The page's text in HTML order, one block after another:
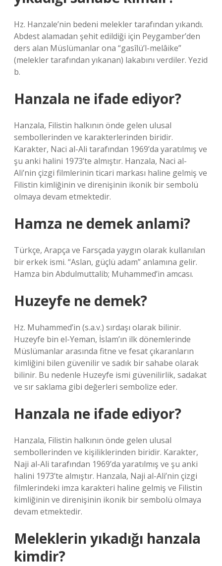
Hz. Hanzale’nin bedeni melekler tarafından yıkandı.
Abdest alamadan şehit edildiği için Peygamber’den
ders alan Müslümanlar ona “gasîlü’l-melâike”
(melekler tarafından yıkanan) lakabını verdiler. Yezid
b.
Hanzala ne ifade ediyor?
Hanzala, Filistin halkının önde gelen ulusal
sembollerinden ve karakterlerinden biridir.
Karakter, Naci al-Ali tarafından 1969’da yaratılmış ve
şu anki halini 1973’te almıştır. Hanzala, Naci al-
Ali’nin çizgi filmlerinin ticari markası haline gelmiş ve
Filistin kimliğinin ve direnişinin ikonik bir sembolü
olmaya devam etmektedir.
Hamza ne demek anlami?
Türkçe, Arapça ve Farsçada yaygın olarak kullanılan
bir erkek ismi. “Aslan, güçlü adam” anlamına gelir.
Hamza bin Abdulmuttalib; Muhammed’in amcası.
Huzeyfe ne demek?
Hz. Muhammed’in (s.a.v.) sırdaşı olarak bilinir.
Huzeyfe bin el-Yeman, İslam’ın ilk dönemlerinde
Müslümanlar arasında fitne ve fesat çıkaranların
kimliğini bilen güvenilir ve sadık bir sahabe olarak
bilinir. Bu nedenle Huzeyfe ismi güvenilirlik, sadakat
ve sır saklama gibi değerleri sembolize eder.
Hanzala ne ifade ediyor?
Hanzala, Filistin halkının önde gelen ulusal
sembollerinden ve kişiliklerinden biridir. Karakter,
Naji al-Ali tarafından 1969’da yaratılmış ve şu anki
halini 1973’te almıştır. Hanzala, Naji al-Ali’nin çizgi
filmlerindeki imza karakteri haline gelmiş ve Filistin
kimliğinin ve direnişinin ikonik bir sembolü olmaya
devam etmektedir.
Meleklerin yıkadığı hanzala
kimdir?